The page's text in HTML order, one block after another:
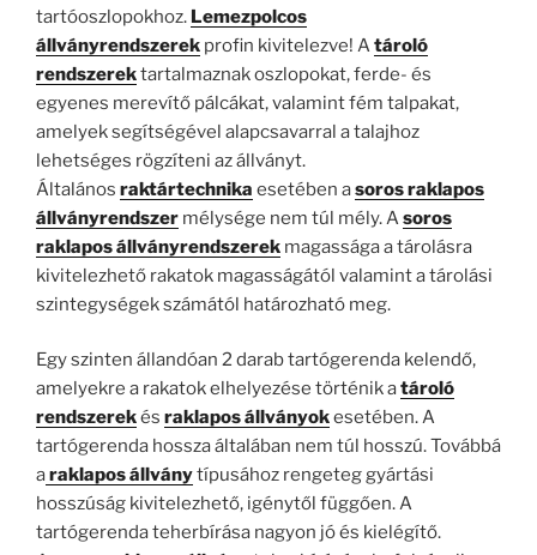
tartóoszlopokhoz. Lemezpolcos
állványrendszerek profin kivitelezve! Atároló
rendszerektartalmaznak oszlopokat, ferde- és
egyenes merevítő pálcákat, valamint fém talpakat,
amelyek segítségével alapcsavarral a talajhoz
lehetséges rögzíteni az állványt.
Általános raktártechnika esetében asoros raklapos
állványrendszer mélysége nem túl mély. Asoros
raklapos állványrendszerek magassága a tárolásra
kivitelezhető rakatok magasságától valamint a tárolási
szintegységek számától határozható meg.
Egy szinten állandóan 2 darab tartógerenda kelendő,
amelyekre a rakatok elhelyezése történik atároló
rendszerekés raklapos állványokesetében. A
tartógerenda hossza általában nem túl hosszú. Továbbá
araklapos állványtípusához rengeteg gyártási
hosszúság kivitelezhető, igénytől függően. A
tartógerenda teherbírása nagyon jó és kielégítő.